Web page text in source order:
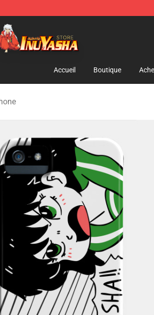
Merchandise Shop
Accueil Boutique